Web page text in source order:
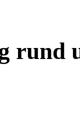
rund